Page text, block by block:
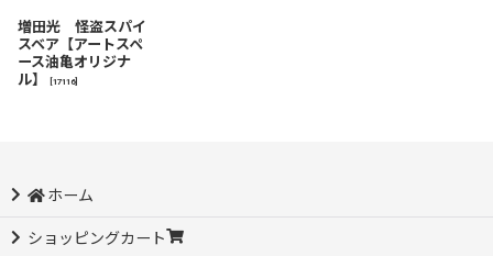
増田光 怪盗スパイ
スベア【アートスペ
ース油亀オリジナ
ル】
17116]
ホーム
ショッピングカート